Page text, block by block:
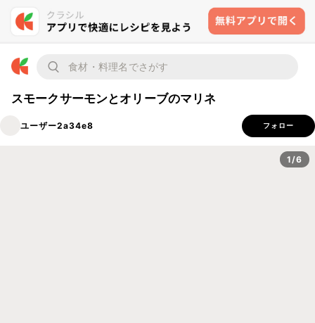
スモークサーモンとオリーブのマリネ
ユーザー2a34e8 フォロー
1/6